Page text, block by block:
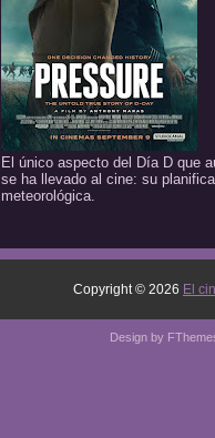
El único aspecto del Día D que
se ha llevado al cine: su
meteorológica.
Copyright © 2026 El
Design by